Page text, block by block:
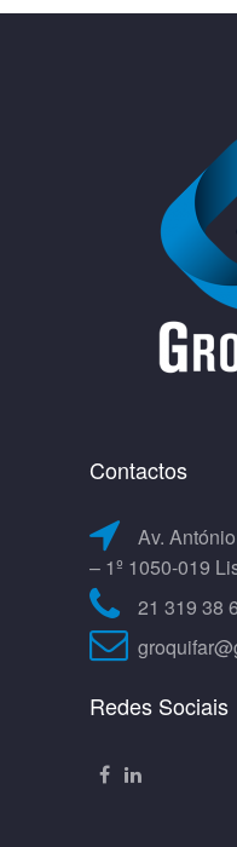
Contactos
Av.
– 1º 1050-019
21 319 38
Redes Sociais